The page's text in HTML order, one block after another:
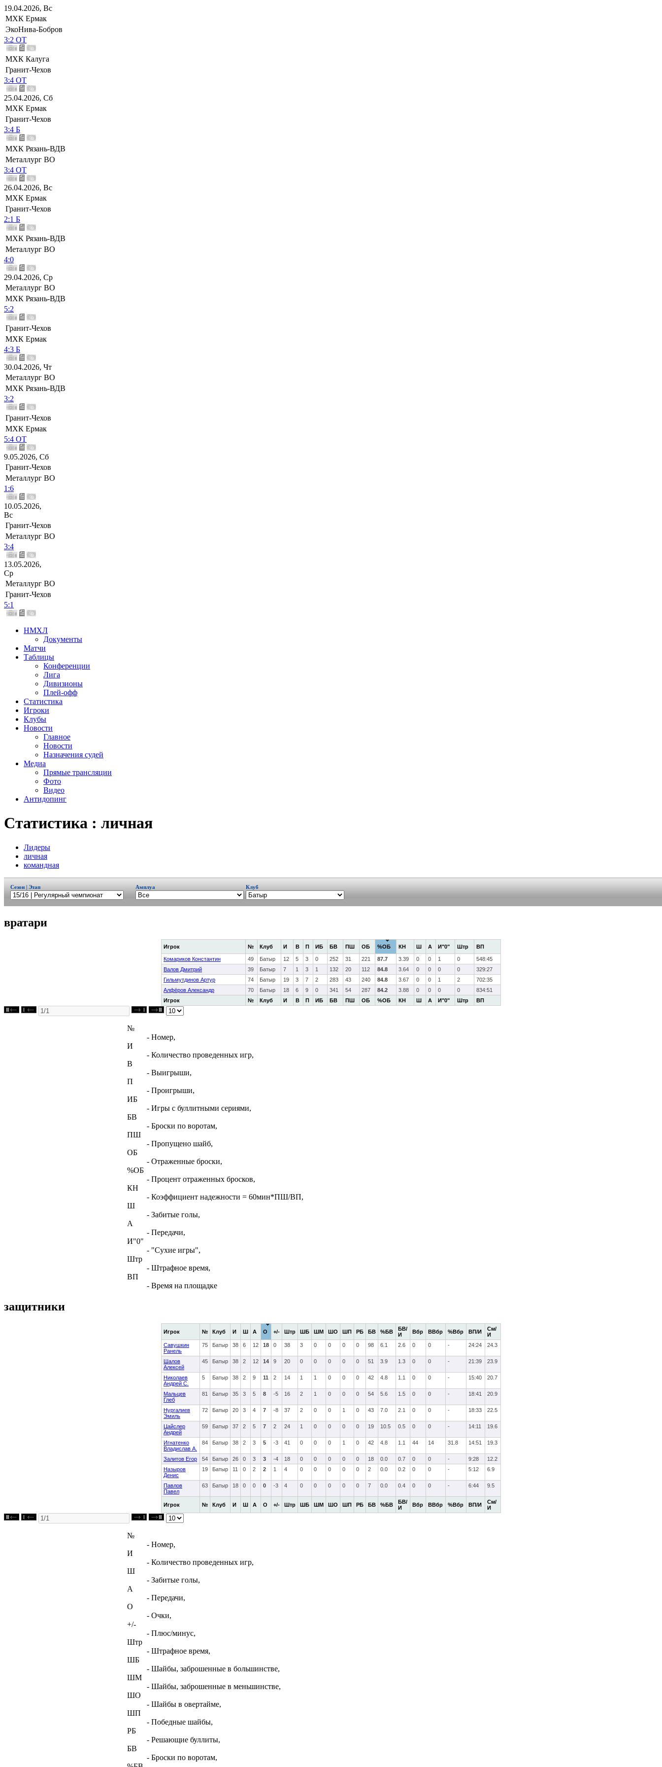
19.04.2026, Вс
МХК Ермак
ЭкоНива-Бобров
3:2 ОТ
МХК Калуга
Гранит-Чехов
3:4 ОТ
25.04.2026, Сб
МХК Ермак
Гранит-Чехов
3:4 Б
МХК Рязань-ВДВ
Металлург ВО
3:4 ОТ
26.04.2026, Вс
МХК Ермак
Гранит-Чехов
2:1 Б
МХК Рязань-ВДВ
Металлург ВО
4:0
29.04.2026, Ср
Металлург ВО
МХК Рязань-ВДВ
5:2
Гранит-Чехов
МХК Ермак
4:3 Б
30.04.2026, Чт
Металлург ВО
МХК Рязань-ВДВ
3:2
Гранит-Чехов
МХК Ермак
5:4 ОТ
9.05.2026, Сб
Гранит-Чехов
Металлург ВО
1:6
10.05.2026,
Вс
Гранит-Чехов
Металлург ВО
3:4
13.05.2026,
Ср
Металлург ВО
Гранит-Чехов
5:1
НМХЛ
Документы
Матчи
Таблицы
Конференции
Лига
Дивизионы
Плей-офф
Статистика
Игроки
Клубы
Новости
Главное
Новости
Назначения судей
Медиа
Прямые трансляции
Фото
Видео
Антидопинг
Статистика : личная
Лидеры
личная
командная
Сезон | Этап Амплуа Клуб
вратари
Игрок № Клуб И В П ИБ БВ ПШ ОБ %ОБ КН Ш А И"0" Штр ВП
Игрок № Клуб И В П ИБ БВ ПШ ОБ %ОБ КН Ш А И"0" Штр ВП
Комариков Константин 49 Батыр 12 5 3 0 252 31 221 87.7 3.39 0 0 1 0
548:45
Валов Дмитрий
39 Батыр 7 1 3 1 132 20 112 84.8 3.64 0 0 0 0
329:27
Гильмутдинов Артур
74 Батыр 19 3 7 2 283 43 240 84.8 3.67 0 0 1 2
702:35
Алфёров Александр
70 Батыр 18 6 9 0 341 54 287 84.2 3.88 0 0 0 0 834:51
№
- Номер,
И
- Количество проведенных игр,
В
- Выигрыши,
П
- Проигрыши,
ИБ
- Игры с буллитными сериями,
БВ
- Броски по воротам,
ПШ
- Пропущено шайб,
ОБ
- Отраженные броски,
%ОБ
- Процент отраженных бросков,
КН
- Коэффициент надежности = 60мин*ПШ/ВП,
Ш
- Забитые голы,
А
- Передачи,
И"0"
- "Сухие игры",
Штр
- Штрафное время,
ВП
- Время на площадке
защитники
Игрок № Клуб И Ш А О +/- Штр ШБ ШМ ШО ШП РБ БВ %БВ
БВ/
И
Вбр ВВбр %Вбр ВП/И
См/
И
Игрок № Клуб И Ш А О +/- Штр ШБ ШМ ШО ШП РБ БВ %БВ
БВ/
И
Вбр ВВбр %Вбр ВП/И
См/
И
Савушкин
Ранель
75 Батыр 38 6 12 18 0 38 3 0 0 0 0 98 6.1 2.6 0 0 - 24:24 24.3
Шалов
Алексей
45 Батыр 38 2 12 14 9 20 0 0 0 0 0 51 3.9 1.3 0 0 - 21:39 23.9
Николаев
Андрей С.
5 Батыр 38 2 9 11 2 14 1 1 0 0 0 42 4.8 1.1 0 0 - 15:40 20.7
Мальцев
Глеб
81 Батыр 35 3 5 8 -5 16 2 1 0 0 0 54 5.6 1.5 0 0 - 18:41 20.9
Нургалиев
Эмиль
72 Батыр 20 3 4 7 -8 37 2 0 0 1 0 43 7.0 2.1 0 0 - 18:33 22.5
Цайслер
Андрей
59 Батыр 37 2 5 7 2 24 1 0 0 0 0 19 10.5 0.5 0 0 - 14:11 19.6
Игнатенко
Владислав А.
84 Батыр 38 2 3 5 -3 41 0 0 0 1 0 42 4.8 1.1 44 14 31.8 14:51 19.3
Залитов Егор 54 Батыр 26 0 3 3 -4 18 0 0 0 0 0 18 0.0 0.7 0 0 - 9:28
12.2
Назыров
Денис
19 Батыр 11 0 2 2 1 4 0 0 0 0 0 2 0.0 0.2 0 0 - 5:12 6.9
Павлов
Павел
63 Батыр 18 0 0 0 -3 4 0 0 0 0 0 7 0.0 0.4 0 0 - 6:44 9.5
№
- Номер,
И
- Количество проведенных игр,
Ш
- Забитые голы,
А
- Передачи,
О
- Очки,
+/-
- Плюс/минус,
Штр
- Штрафное время,
ШБ
- Шайбы, заброшенные в большинстве,
ШМ
- Шайбы, заброшенные в меньшинстве,
ШО
- Шайбы в овертайме,
ШП
- Победные шайбы,
РБ
- Решающие буллиты,
БВ
- Броски по воротам,